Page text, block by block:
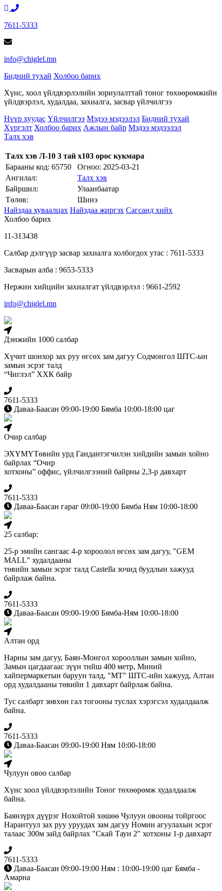
7611-5333
info@chiglel.mn
Бидний тухай Холбоо барих
Хүнс, хоол үйлдвэрлэлийн зориулалттай тоног төхөөрөмжийн
үйлдвэрлэл, худалдаа, захиалга, засвар үйлчилгээ
Нүүр хуудас Үйлчилгээ Мэдээ мэдээлэл Бидний тухай
Хүргэлт Холбоо барих Ажлын байр Мэдээ мэдээлэл
Талх хэв
Талх хэв Л-10 3 тай х103 орос кукмара
Барааны код: 65750
Огноо: 2025-03-21
Ангилал:
Талх хэв
Байршил:
Улаанбаатар
Төлөв:
Шинэ
Найздаа хуваалцах Найздаа жиргэх Сагсанд хийх
Холбоо барих
11-313438
Салбар дэлгүүр засвар захиалга холбогдох утас : 7611-5333
Засварын алба : 9653-5333
Нержин хийцийн захиалгат үйлдвэрлэл : 9661-2592
info@chiglel.mn
Дэнжийн 1000 салбар
Хүчит шонхор зах руу өгсөх зам дагуу Содмонгол ШТС-ын
замын эсрэг талд
“Чиглэл” ХХК байр
7611-5333
Даваа-Баасан 09:00-19:00 Бямба 10:00-18:00 цаг
Очир салбар
ЭХҮМҮТөвийн урд Гандантэгчилэн хийдийн замын хойно
байрлах “Очир
хотхоны” оффис, үйлчилгээний байрны 2,3-р давхарт
7611-5333
Даваа-Баасан гараг 09:00-19:00 Бямба Ням 10:00-18:00
25 салбар:
25-р эмийн сангаас 4-р хороолол өгсөх зам дагуу, "GEM
MALL" худалдааны
төвийн замын эсрэг талд Сastella зочид буудлын хажууд
байрлаж байна.
7611-5333
Даваа-Баасан 09:00-19:00 Бямба-Ням 10:00-18:00
Алтан орд
Нарны зам дагуу, Баян-Монгол хорооллын замын хойно,
Замын цагдаагаас зүүн тийш 400 метр, Миний
хайпермаркетын баруун талд, "МТ" ШТС-ийн хажууд, Алтан
орд худалдааны төвийн 1 давхарт байрлаж байна.
Тус салбарт зөвхөн гал тогооны туслах хэрэгсэл худалдаалж
байна.
7611-5333
Даваа-Баасан 09:00-19:00 Ням 10:00-18:00
Чулуун овоо салбар
Хүнс хоол үйлдвэрлэлийн Тоног төхөөрөмж худалдаалж
байна.
Баянзүрх дүүрэг Нохойтой хөшөө Чулуун овооны тойргоос
Нарантуул зах руу уруудах зам дагуу Номин агуулахын эсрэг
талаас 300м зайд байрлах "Скай Таун 2" хотхоны 1-р давхарт
7611-5333
Даваа-Баасан 09:00-19:00 Ням : 10:00-19:00 цаг Бямба -
Амарна